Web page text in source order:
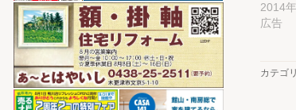
2014
広告
カテゴ